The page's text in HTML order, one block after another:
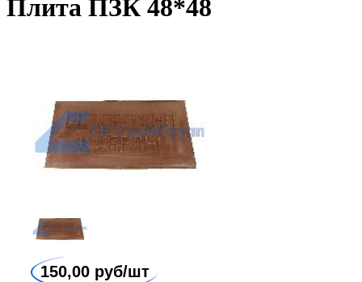
Плита ПЗК 48*48
150,00 руб/шт